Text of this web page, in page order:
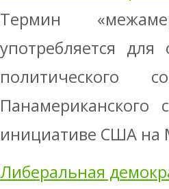
Термин
употребляется
политического
инициативе США на
Либеральная